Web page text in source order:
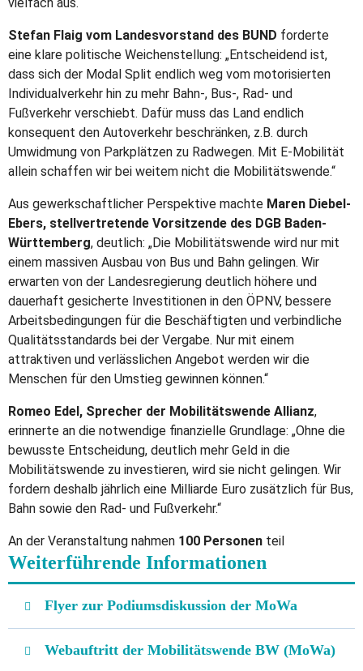
Stefan Flaig vom Landesvorstand des BUND forderte
eine klare politische Weichenstellung: „Entscheidend ist,
dass sich der Modal Split endlich weg vom motorisierten
Individualverkehr hin zu mehr Bahn-, Bus-, Rad- und
Fußverkehr verschiebt. Dafür muss das Land endlich
konsequent den Autoverkehr beschränken, z.B. durch
Umwidmung von Parkplätzen zu Radwegen. Mit E-Mobilität
allein schaffen wir bei weitem nicht die Mobilitätswende.“
Aus gewerkschaftlicher Perspektive machte Maren Diebel-
Ebers, stellvertretende Vorsitzende des DGB Baden-
Württemberg, deutlich: „Die Mobilitätswende wird nur mit
einem massiven Ausbau von Bus und Bahn gelingen. Wir
erwarten von der Landesregierung deutlich höhere und
dauerhaft gesicherte Investitionen in den ÖPNV, bessere
Arbeitsbedingungen für die Beschäftigten und verbindliche
Qualitätsstandards bei der Vergabe. Nur mit einem
attraktiven und verlässlichen Angebot werden wir die
Menschen für den Umstieg gewinnen können.“
Romeo Edel, Sprecher der Mobilitätswende Allianz,
erinnerte an die notwendige finanzielle Grundlage: „Ohne die
bewusste Entscheidung, deutlich mehr Geld in die
Mobilitätswende zu investieren, wird sie nicht gelingen. Wir
fordern deshalb jährlich eine Milliarde Euro zusätzlich für Bus,
Bahn sowie den Rad- und Fußverkehr.“
An der Veranstaltung nahmen 100 Personen teil
Weiterführende Informationen
Flyer zur Podiumsdiskussion der MoWa
Webauftritt der Mobilitätswende BW (MoWa)